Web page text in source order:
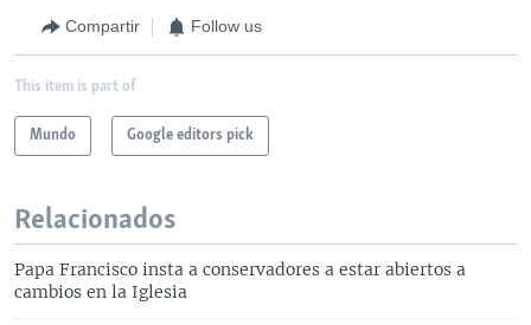
Compartir Follow us
This item is part of
Mundo Google editors pick
Relacionados
Papa Francisco insta a conservadores a estar abiertos a
cambios en la Iglesia